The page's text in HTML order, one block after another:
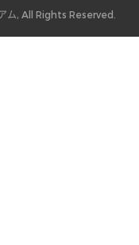
ム, All Rights Reserved.